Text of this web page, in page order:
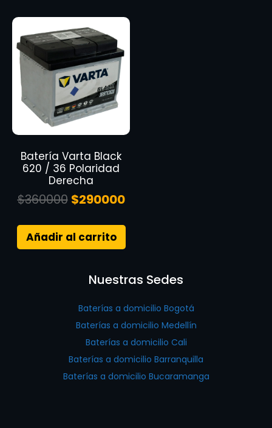
Batería Varta Black
620 / 36 Polaridad
Derecha
$360000 $290000
Añadir al carrito
Nuestras Sedes
Baterías a domicilio Bogotá
Baterías a domicilio Medellín
Baterías a domicilio Cali
Baterías a domicilio Barranquilla
Baterías a domicilio Bucaramanga